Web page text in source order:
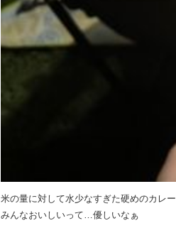
米の量に対して水少なすぎた硬めのカレー
みんなおいしいって…優しいなぁ